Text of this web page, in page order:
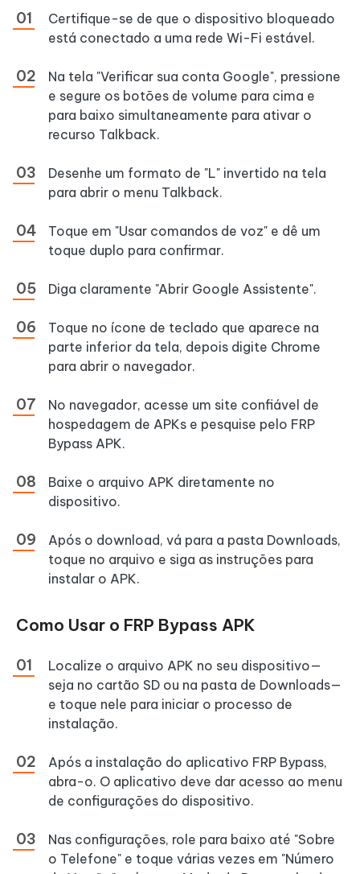
Certifique-se de que o dispositivo bloqueado
está conectado a uma rede Wi-Fi estável.
Na tela "Verificar sua conta Google", pressione
e segure os botões de volume para cima e
para baixo simultaneamente para ativar o
recurso Talkback.
Desenhe um formato de "L" invertido na tela
para abrir o menu Talkback.
Toque em "Usar comandos de voz" e dê um
toque duplo para confirmar.
Diga claramente "Abrir Google Assistente".
Toque no ícone de teclado que aparece na
parte inferior da tela, depois digite Chrome
para abrir o navegador.
No navegador, acesse um site confiável de
hospedagem de APKs e pesquise pelo FRP
Bypass APK.
Baixe o arquivo APK diretamente no
dispositivo.
Após o download, vá para a pasta Downloads,
toque no arquivo e siga as instruções para
instalar o APK.
Como Usar o FRP Bypass APK
Localize o arquivo APK no seu dispositivo—
seja no cartão SD ou na pasta de Downloads—
e toque nele para iniciar o processo de
instalação.
Após a instalação do aplicativo FRP Bypass,
abra-o. O aplicativo deve dar acesso ao menu
de configurações do dispositivo.
Nas configurações, role para baixo até "Sobre
o Telefone" e toque várias vezes em "Número